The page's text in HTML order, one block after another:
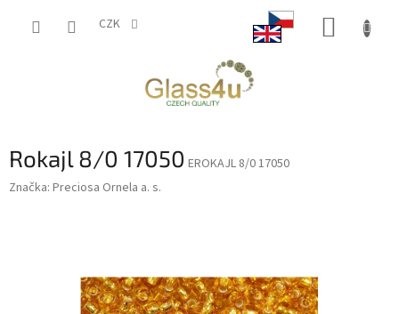
CZK
Rokajl 8/0 17050 EROKAJL 8/0 17050
Značka: Preciosa Ornela a. s.